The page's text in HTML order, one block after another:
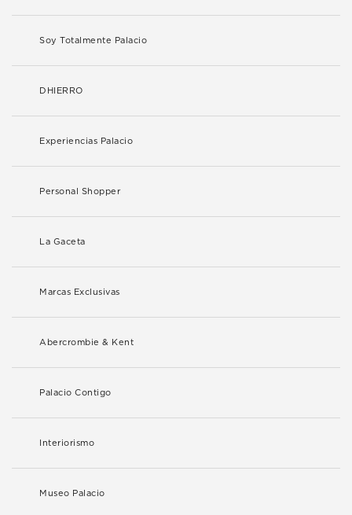
Soy Totalmente Palacio
DHIERRO
Experiencias Palacio
Personal Shopper
La Gaceta
Marcas Exclusivas
Abercrombie & Kent
Palacio Contigo
Interiorismo
Museo Palacio